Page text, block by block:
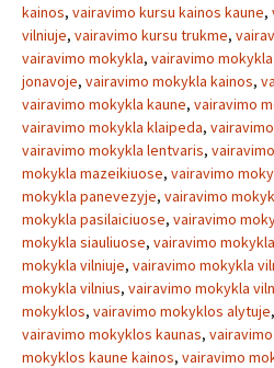
kainos, vairavimo kursu kainos kaune,
vilniuje, vairavimo kursu trukme,
vairavimo mokykla, vairavimo
jonavoje, vairavimo mokykla kainos,
vairavimo mokykla kaune, vairavimo
vairavimo mokykla klaipeda,
vairavimo mokykla lentvaris,
mokykla mazeikiuose, vairavimo
mokykla panevezyje, vairavimo
mokykla pasilaiciuose, vairavimo
mokykla siauliuose, vairavimo
mokykla vilniuje, vairavimo mokykla
mokykla vilnius, vairavimo mokykla
mokyklos, vairavimo mokyklos alytuje,
vairavimo mokyklos kaunas,
mokyklos kaune kainos, vairavimo